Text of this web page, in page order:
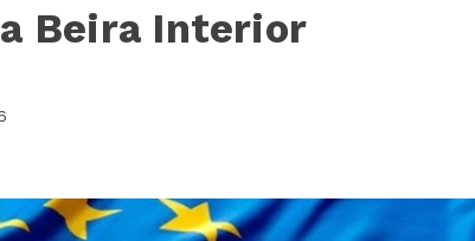
Beira Interior